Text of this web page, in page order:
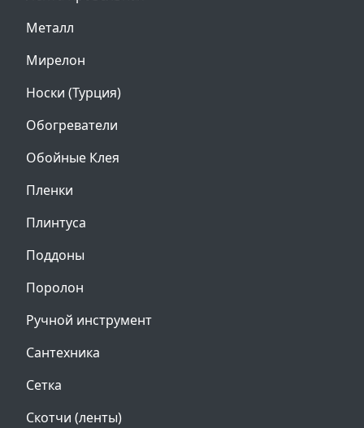
Металл
Мирелон
Носки (Турция)
Обогреватели
Обойные Клея
Пленки
Плинтуса
Поддоны
Поролон
Ручной инструмент
Сантехника
Сетка
Скотчи (ленты)